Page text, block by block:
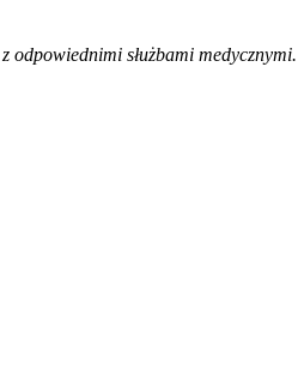
odpowiednimi służbami medycznymi.